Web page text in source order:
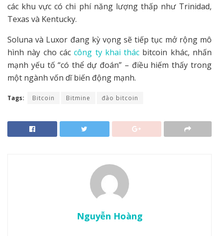
các khu vực có chi phí năng lượng thấp như Trinidad,
Texas và Kentucky.
Soluna và Luxor đang kỳ vọng sẽ tiếp tục mở rộng mô
hình này cho cáccông ty khai thác bitcoin khác, nhấn
mạnh yếu tố “có thể dự đoán” – điều hiếm thấy trong
một ngành vốn dĩ biến động mạnh.
Tags: Bitcoin Bitmine đào bitcoin
Nguyễn Hoàng